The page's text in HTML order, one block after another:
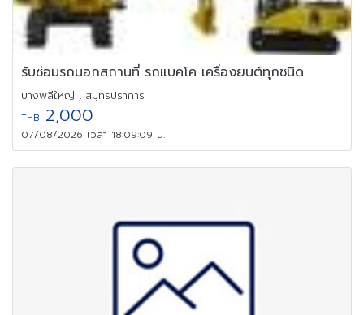
รับซ่อมรถนอกสถานที่ รถแบคโค เครื่องยนต์ทุกชนิด
บางพลีใหญ่ , สมุทรปราการ
THB 2,000
07/08/2026 เวลา 18:09:09 น.